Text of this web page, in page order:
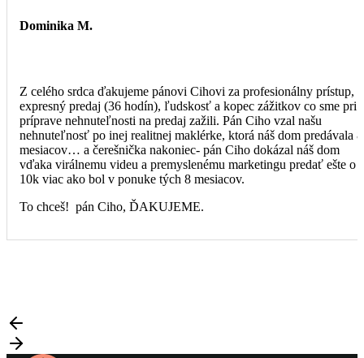
Dominika M.
Z celého srdca ďakujeme pánovi Cihovi za profesionálny prístup,
expresný predaj (36 hodín), ľudskosť a kopec zážitkov co sme pri
príprave nehnuteľnosti na predaj zažili. Pán Ciho vzal našu
nehnuteľnosť po inej realitnej maklérke, ktorá náš dom predávala 8
mesiacov… a čerešnička nakoniec- pán Ciho dokázal náš dom
vďaka virálnemu videu a premyslenému marketingu predať ešte o
10k viac ako bol v ponuke tých 8 mesiacov.
To chceš! pán Ciho, ĎAKUJEME.